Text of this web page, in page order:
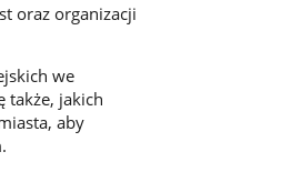
oraz organizacji
we
także, jakich
aby